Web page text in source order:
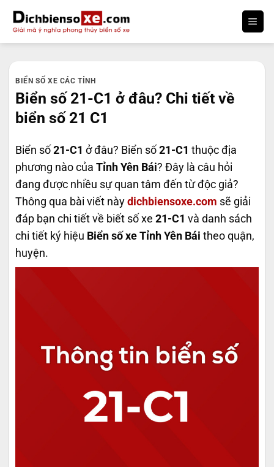
qua
nội
BIỂN SỐ XE CÁC TỈNH
Biển số 21-C1 ở đâu? Chi tiết về
biển số 21 C1
Biển số 21-C1 ở đâu? Biển số 21-C1 thuộc địa
phương nào của Tỉnh Yên Bái? Đây là câu hỏi
đang được nhiều sự quan tâm đến từ độc giả?
Thông qua bài viết này dichbiensoxe.com sẽ giải
đáp bạn chi tiết về biết số xe 21-C1 và danh sách
chi tiết ký hiệu Biển số xe Tỉnh Yên Bái theo quận,
huyện.